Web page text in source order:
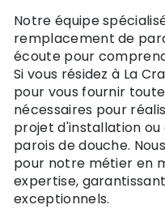
Notre équipe
remplacement de
écoute pour
Si vous résidez à La
pour vous fournir
nécessaires pour
projet d'installation
parois de douche.
pour notre métier en
expertise,
exceptionnels.